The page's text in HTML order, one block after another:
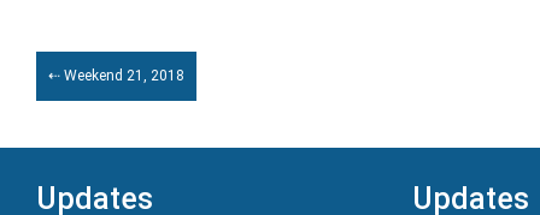
⇠ Weekend 21, 2018
Updates Updates